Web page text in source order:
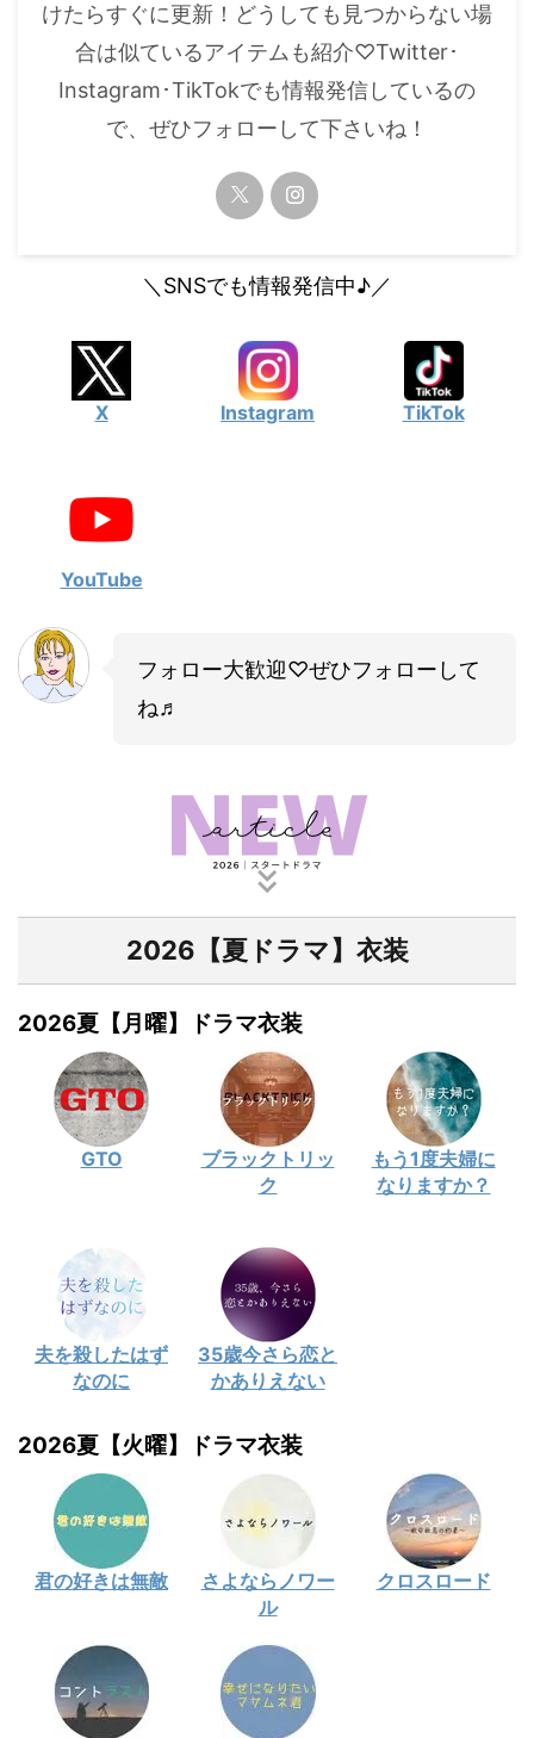
けたらすぐに更新！どうしても見つからない場
合は似ているアイテムも紹介♡Twitter･
Instagram･TikTokでも情報発信しているの
で、ぜひフォローして下さいね！
＼SNSでも情報発信中♪／
X Instagram TikTok
YouTube
フォロー大歓迎♡ぜひフォローして
ね♬
2026【夏ドラマ】衣装
2026夏【月曜】ドラマ衣装
GTO
ブラックトリッ
ク
もう1度夫婦に
なりますか？
夫を殺したはず
なのに
35歳今さら恋と
かありえない
2026夏【火曜】ドラマ衣装
君の好きは無敵
さよならノワー
ル
クロスロード